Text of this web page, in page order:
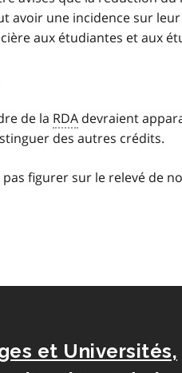
avoir une incidence sur
aux étudiantes et aux
de la RDA devraient
des autres crédits.
figurer sur le relevé de
et Universités,